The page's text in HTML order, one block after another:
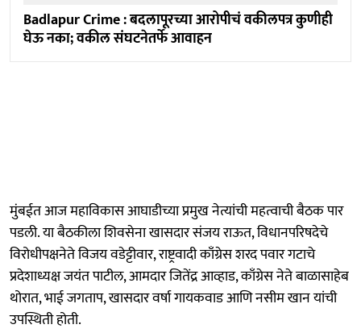
Badlapur Crime : बदलापूरच्या आरोपीचं वकीलपत्र कुणीही
घेऊ नका; वकील संघटनेतर्फे आवाहन
मुंबईत आज महाविकास आघाडीच्या प्रमुख नेत्यांची महत्वाची बैठक पार
पडली. या बैठकीला शिवसेना खासदार संजय राऊत, विधानपरिषदेचे
विरोधीपक्षनेते विजय वडेट्टीवार, राष्ट्रवादी काँग्रेस शरद पवार गटाचे
प्रदेशाध्यक्ष जयंत पाटील, आमदार जितेंद्र आव्हाड, काँग्रेस नेते बाळासाहेब
थोरात, भाई जगताप, खासदार वर्षा गायकवाड आणि नसीम खान यांची
उपस्थिती होती.